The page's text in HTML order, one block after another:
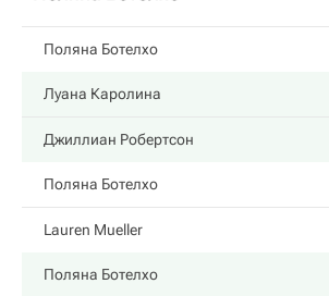
Поляна Ботелхо
Луана Каролина
Джиллиан Робертсон
Поляна Ботелхо
Lauren Mueller
Поляна Ботелхо